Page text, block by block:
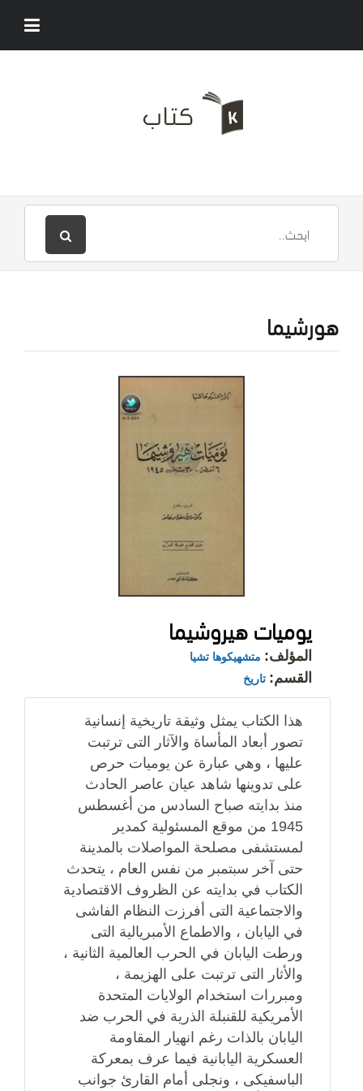
هورشيما
يوميات هيروشيما
المؤلف: متشهيكوها تشيا
القسم: تاريخ
هذا الكتاب يمثل وثيقة تاريخية إنسانية
تصور أبعاد المأساة والآثار التى ترتبت
عليها ، وهي عبارة عن يوميات حرص
على تدوينها شاهد عيان عاصر الحادث
منذ بدايته صباح السادس من أغسطس
1945 من موقع المسئولية كمدير
لمستشفى مصلحة المواصلات بالمدينة
حتى آخر سبتمبر من نفس العام ، يتحدث
الكتاب في بدايته عن الظروف الاقتصادية
والاجتماعية التى أفرزت النظام الفاشى
في اليابان ، والاطماع الأمبريالية التى
ورطت اليابان في الحرب العالمية الثانية ،
والأثار التى ترتبت على الهزيمة ،
ومبررات استخدام الولايات المتحدة
الأمريكية للقنبلة الذرية في الحرب ضد
اليابان بالذات رغم انهيار المقاومة
العسكرية اليابانية فيما عرف بمعركة
الباسفيكى ، ونجلى أمام القارئ جوانب